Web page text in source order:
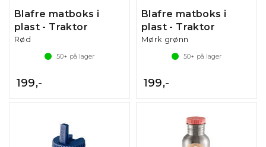
Blafre matboks i
plast - Traktor
Rød
50+ på lager
199,-
Blafre matboks i
plast - Traktor
Mørk grønn
50+ på lager
199,-